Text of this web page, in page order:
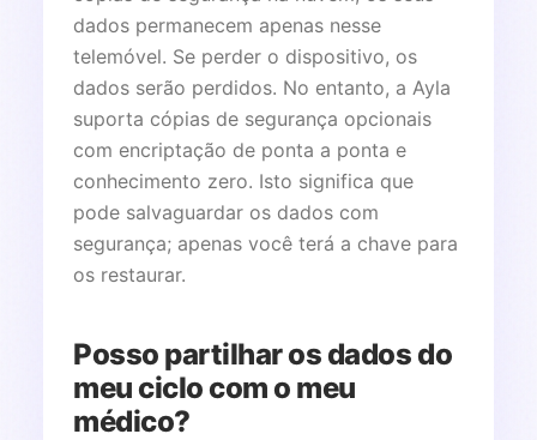
dados permanecem apenas nesse
telemóvel. Se perder o dispositivo, os
dados serão perdidos. No entanto, a Ayla
suporta cópias de segurança opcionais
com encriptação de ponta a ponta e
conhecimento zero. Isto significa que
pode salvaguardar os dados com
segurança; apenas você terá a chave para
os restaurar.
Posso partilhar os dados do
meu ciclo com o meu
médico?